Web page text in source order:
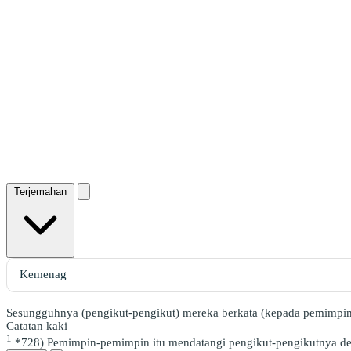
Terjemahan
Sesungguhnya (pengikut-pengikut) mereka berkata (kepada
Catatan kaki
1 *728) Pemimpin-pemimpin itu mendatangi pengikut-pengikutnya